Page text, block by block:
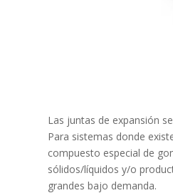
Las juntas de expansión
Para sistemas donde
compuesto especial de
sólidos/líquidos y/o
grandes bajo demanda.